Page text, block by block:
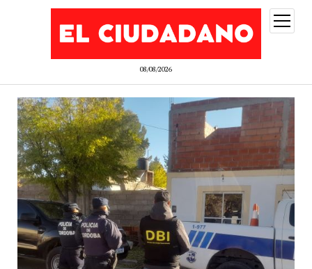
08/08/2026
abrir
menú